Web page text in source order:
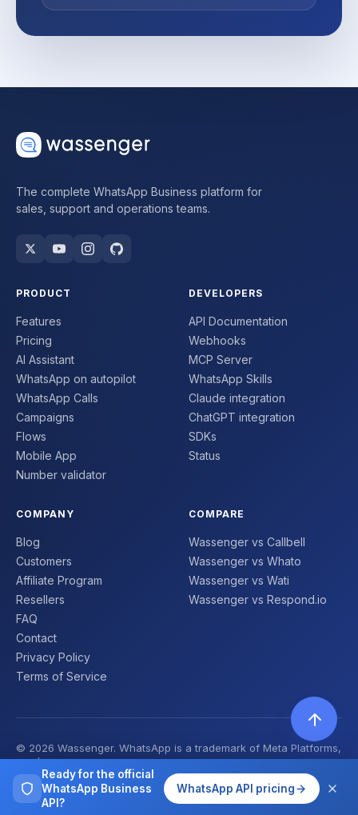
Ready for the official
WhatsApp Business
API?
WhatsApp API pricing
The complete WhatsApp Business platform for
sales, support and operations teams.
PRODUCT
Features
Pricing
AI Assistant
WhatsApp on autopilot
WhatsApp Calls
Campaigns
Flows
Mobile App
Number validator
DEVELOPERS
API Documentation
Webhooks
MCP Server
WhatsApp Skills
Claude integration
ChatGPT integration
SDKs
Status
COMPANY
Blog
Customers
Affiliate Program
Resellers
FAQ
Contact
Privacy Policy
Terms of Service
COMPARE
Wassenger vs Callbell
Wassenger vs Whato
Wassenger vs Wati
Wassenger vs Respond.io
© 2026 Wassenger. WhatsApp is a trademark of Meta Platforms,
Inc. | Made with ❤️